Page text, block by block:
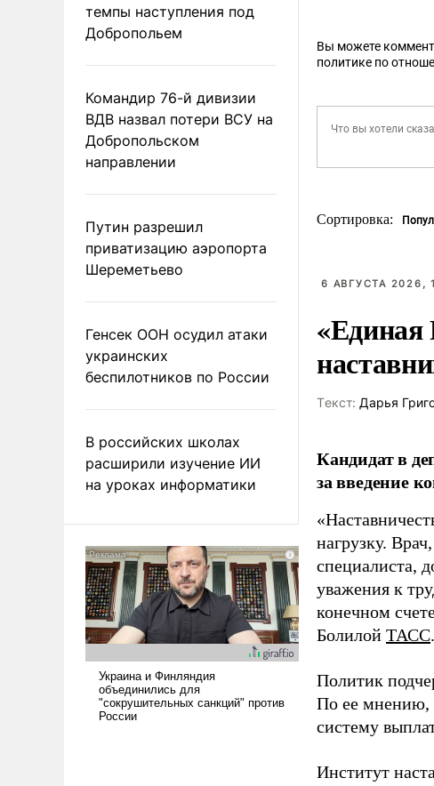
темпы наступления под
Добропольем
Командир 76-й дивизии
ВДВ назвал потери ВСУ на
Добропольском
направлении
Путин разрешил
приватизацию аэропорта
Шереметьево
Генсек ООН осудил атаки
украинских
беспилотников по России
В российских школах
расширили изучение ИИ
на уроках информатики
Вы можете
политике по
Сортировка:
6 АВГУСТА 2026,
«Единая
Tекст: Дарья
Кандидат в
за введение
нагрузку.
специалиста,
уважения к
конечном
Болилой ТАСС.
Политик
По ее мнению,
систему
Институт